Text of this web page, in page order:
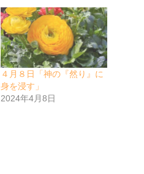
４月８日「神の『然り』に
身を浸す」
2024年4月8日